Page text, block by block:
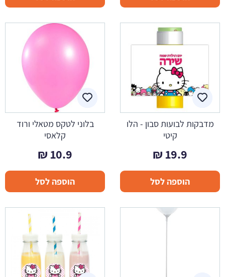
מדבקות לבועות סבון - הלו
קיטי
19.9
₪
הוספה לסל
בלוני לטקס מטאלי ורוד
קלאסי
10.9
₪
הוספה לסל